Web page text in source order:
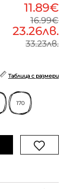
11.89€
16.99€
23.26лв.
33.23лв.
Таблица с размери
170